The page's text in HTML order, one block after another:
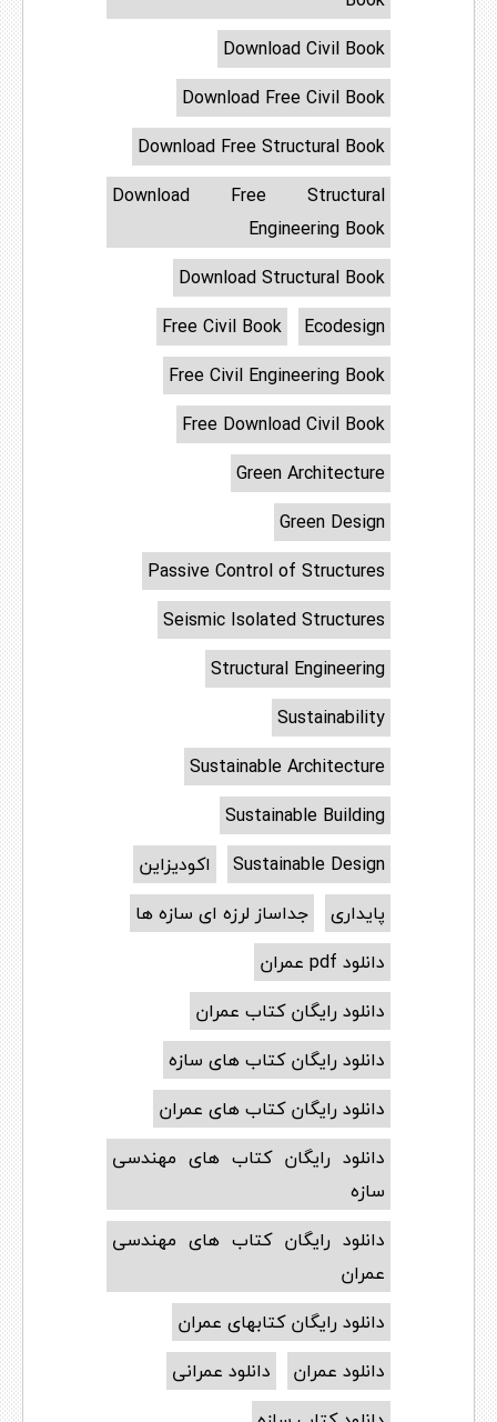
Download Civil Book
Download Free Civil Book
Download Free Structural Book
Download Free Structural
Engineering Book
Download Structural Book
Ecodesign
Free Civil Book
Free Civil Engineering Book
Free Download Civil Book
Green Architecture
Green Design
Passive Control of Structures
Seismic Isolated Structures
Structural Engineering
Sustainability
Sustainable Architecture
Sustainable Building
Sustainable Design
اکودیزاین
پایداری
جداساز لرزه ای سازه ها
دانلود pdf عمران
دانلود رایگان کتاب عمران
دانلود رایگان کتاب های سازه
دانلود رایگان کتاب های عمران
دانلود رایگان کتاب های مهندسی
سازه
دانلود رایگان کتاب های مهندسی
عمران
دانلود رایگان کتابهای عمران
دانلود عمران
دانلود عمرانی